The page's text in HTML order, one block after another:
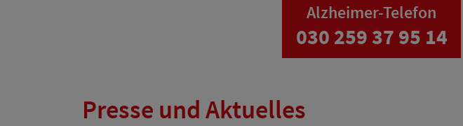
Alzheimer-Telefon
030 259 37 95 14
Presse und Aktuelles